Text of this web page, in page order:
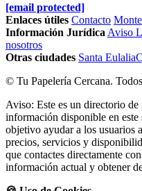
[email protected]
Enlaces útiles Contacto
Información Jurídica Aviso
nosotros
Otras ciudades Santa Eulalia
© Tu Papelería Cercana.
Aviso: Este es un directorio
información disponible en
objetivo ayudar a los usuarios
precios, servicios y
que contactes directamente
información actual y obtener